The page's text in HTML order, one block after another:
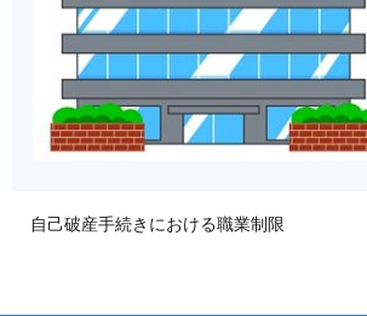
自己破産手続きにおける職業制限